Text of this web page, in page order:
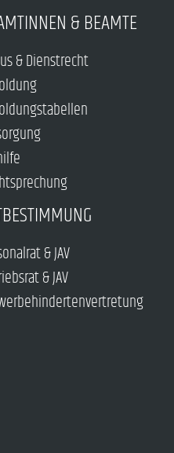
& BEAMTE
& Dienstrecht
& JAV
& JAV